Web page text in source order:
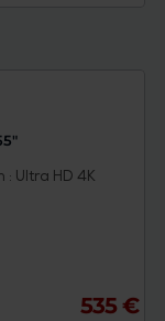
: Ultra HD 4K
535 €